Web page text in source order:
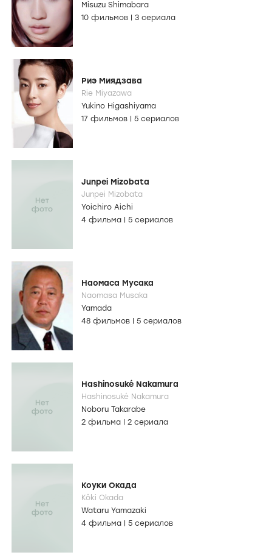
Misuzu Shimabara
10 фильмов
3 сериала
Риэ Миядзава
Rie Miyazawa
Yukino Higashiyama
17 фильмов
5 сериалов
Junpei Mizobata
Junpei Mizobata
Yoichiro Aichi
4 фильма
5 сериалов
Наомаса Мусака
Naomasa Musaka
Yamada
48 фильмов
5 сериалов
Hashinosuké Nakamura
Hashinosuké Nakamura
Noboru Takarabe
2 фильма
2 сериала
Коуки Окада
Kôki Okada
Wataru Yamazaki
4 фильма
5 сериалов